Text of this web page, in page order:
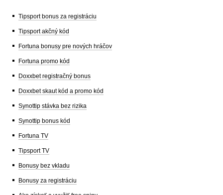
Tipsport bonus za registráciu
Tipsport akčný kód
Fortuna bonusy pre nových hráčov
Fortuna promo kód
Doxxbet registračný bonus
Doxxbet skaut kód a promo kód
Synottip stávka bez rizika
Synottip bonus kód
Fortuna TV
Tipsport TV
Bonusy bez vkladu
Bonusy za registráciu